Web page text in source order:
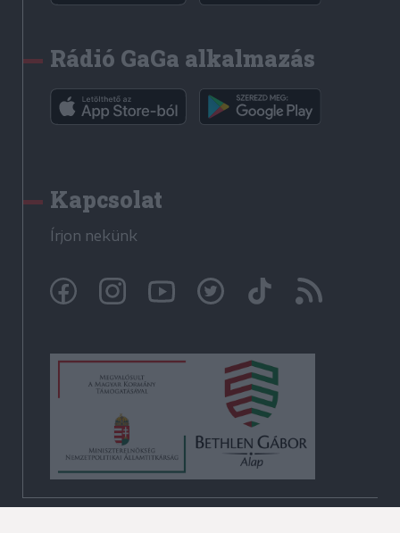
Rádió GaGa alkalmazás
Kapcsolat
Írjon nekünk